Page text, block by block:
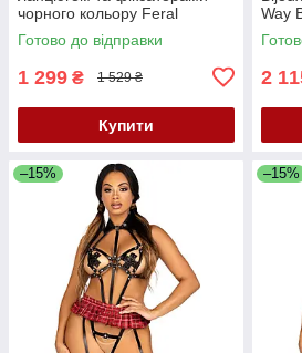
чорного кольору Feral
Feelings Кайф
Готово до відправки
1 299 ₴ 1 529 ₴
Купити
Way
2
–15% –15%